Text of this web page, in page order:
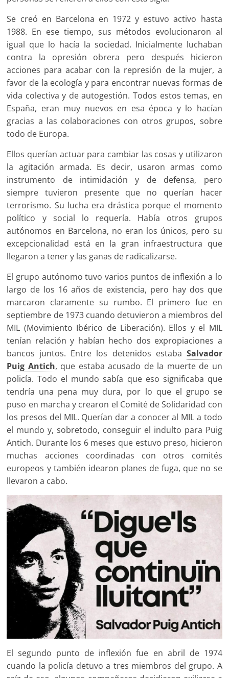
Se creó en Barcelona en 1972 y estuvo activo hasta
1988. En ese tiempo, sus métodos evolucionaron al
igual que lo hacía la sociedad. Inicialmente luchaban
contra la opresión obrera pero después hicieron
acciones para acabar con la represión de la mujer, a
favor de la ecología y para encontrar nuevas formas de
vida colectiva y de autogestión. Todos estos temas, en
España, eran muy nuevos en esa época y lo hacían
gracias a las colaboraciones con otros grupos, sobre
todo de Europa.
Ellos querían actuar para cambiar las cosas y utilizaron
la agitación armada. Es decir, usaron armas como
instrumento de intimidación y de defensa, pero
siempre tuvieron presente que no querían hacer
terrorismo. Su lucha era drástica porque el momento
político y social lo requería. Había otros grupos
autónomos en Barcelona, no eran los únicos, pero su
excepcionalidad está en la gran infraestructura que
llegaron a tener y las ganas de radicalizarse.
El grupo autónomo tuvo varios puntos de inflexión a lo
largo de los 16 años de existencia, pero hay dos que
marcaron claramente su rumbo. El primero fue en
septiembre de 1973 cuando detuvieron a miembros del
MIL (Movimiento Ibérico de Liberación). Ellos y el MIL
tenían relación y habían hecho dos expropiaciones a
bancos juntos. Entre los detenidos estaba Salvador
Puig Antich, que estaba acusado de la muerte de un
policía. Todo el mundo sabía que eso significaba que
tendría una pena muy dura, por lo que el grupo se
puso en marcha y crearon el Comité de Solidaridad con
los presos del MIL. Querían dar a conocer al MIL a todo
el mundo y, sobretodo, conseguir el indulto para Puig
Antich. Durante los 6 meses que estuvo preso, hicieron
muchas acciones coordinadas con otros comités
europeos y también idearon planes de fuga, que no se
llevaron a cabo.
El segundo punto de inflexión fue en abril de 1974
cuando la policía detuvo a tres miembros del grupo. A